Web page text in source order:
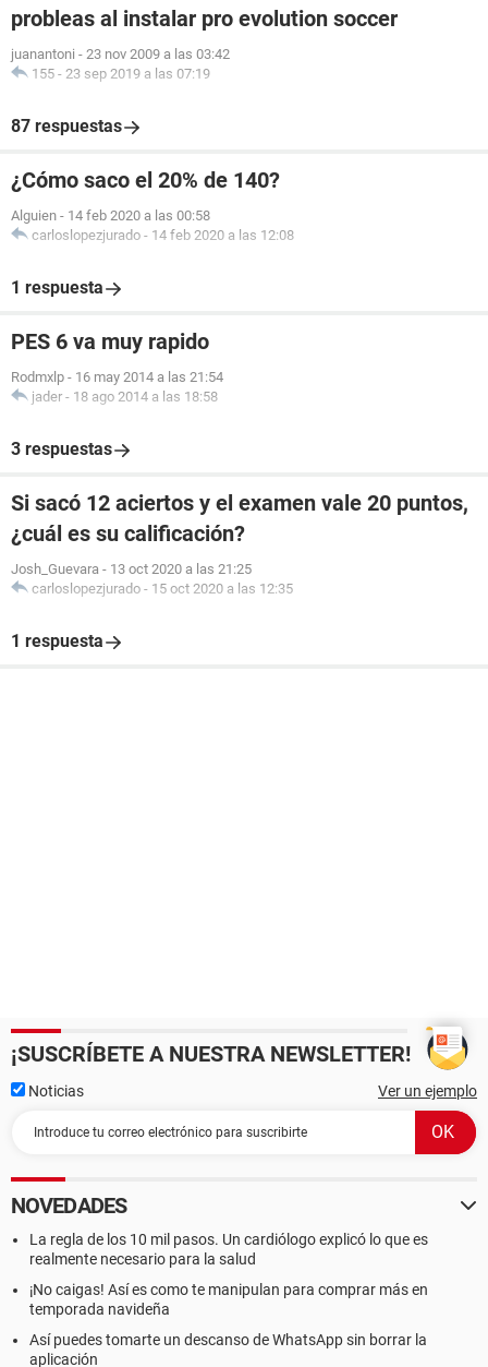
probleas al instalar pro evolution soccer
juanantoni - 23 nov 2009 a las 03:42
155 - 23 sep 2019 a las 07:19
87 respuestas
¿Cómo saco el 20% de 140?
Alguien - 14 feb 2020 a las 00:58
carloslopezjurado - 14 feb 2020 a las 12:08
1 respuesta
PES 6 va muy rapido
Rodmxlp - 16 may 2014 a las 21:54
jader - 18 ago 2014 a las 18:58
3 respuestas
Si sacó 12 aciertos y el examen vale 20 puntos,
¿cuál es su calificación?
Josh_Guevara - 13 oct 2020 a las 21:25
carloslopezjurado - 15 oct 2020 a las 12:35
1 respuesta
¡SUSCRÍBETE A NUESTRA NEWSLETTER!
Noticias Ver un ejemplo
NOVEDADES
La regla de los 10 mil pasos. Un cardiólogo explicó lo que es
realmente necesario para la salud
¡No caigas! Así es como te manipulan para comprar más en
temporada navideña
Así puedes tomarte un descanso de WhatsApp sin borrar la
aplicación